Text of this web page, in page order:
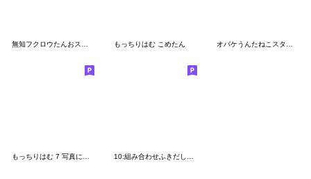
無知フクロウたんおスタ第2弾…キャッッ♪ もっちりはむ こめたん オバケうんたねこスタンプ